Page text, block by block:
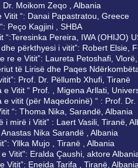
Dr. Moikom Zeqo , Albania
Vitit “: Danai Papastratou, Greece
Peço Kagjini , SHBA
“:Teresinka Pereira, IWA (OHIJO)
përkthyesi i vitit”: Robert Elsie,
re e Vitit”: Laureta Petoshafi,
të Lirisë dhe Paqes
Prof. Dr. Pëllumb Xhufi, Tiranë
e Vitit “ Prof. , Migena Arllati,
e vitit (për Maqedoninë) “ : Prof.
“: Thoma Nika, Sarandë, Albania
i mirë i Vitit” : Laert Vasili, Tiranë,
Anastas Nika Sarandë , Albania
Yllka Mujo , Tiranë , Albania
Vitit": Eralda Çaushi, aktore
Vitit”: Eneida Tarifa , Tiranë, Albania